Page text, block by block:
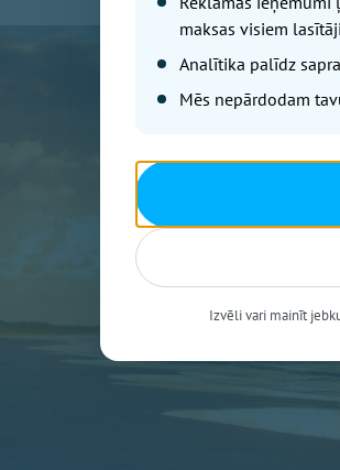
maksas visiem
Analītika palīdz
Mēs nepārdodam
Izvēli vari mainīt